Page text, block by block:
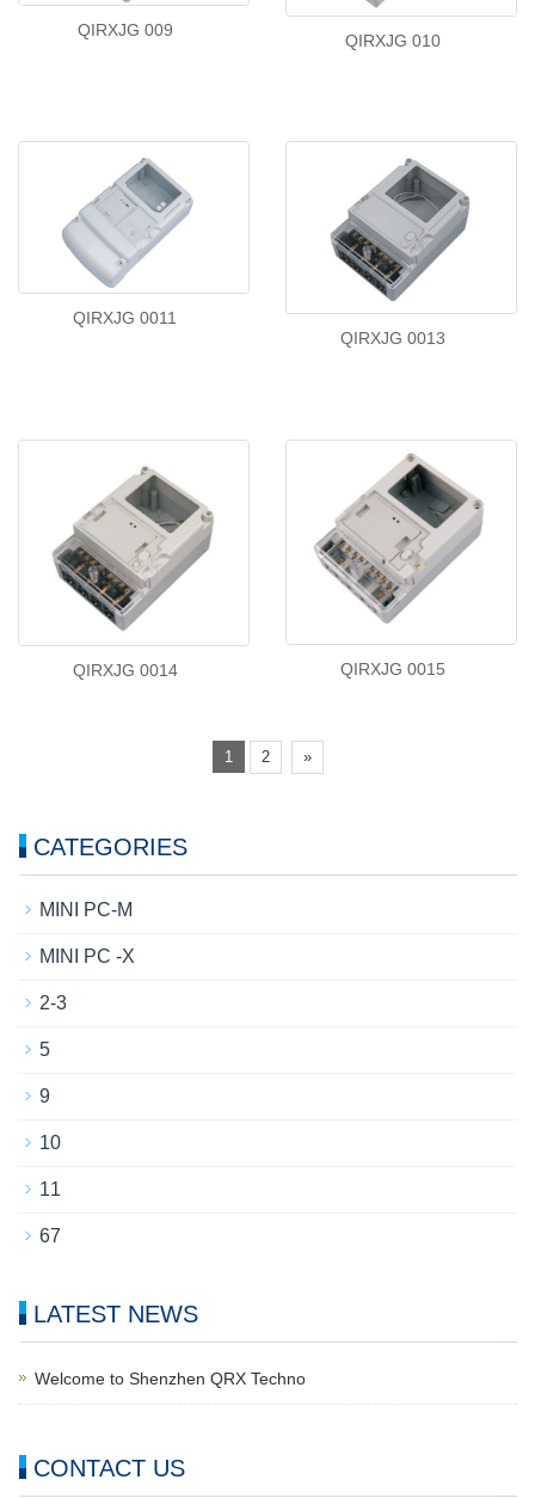
QIRXJG 009
QIRXJG 010
QIRXJG 0011
QIRXJG 0013
QIRXJG 0014 QIRXJG 0015
1 2 »
CATEGORIES
MINI PC-M
MINI PC -X
2-3
5
9
10
11
67
LATEST NEWS
Welcome to Shenzhen QRX Techno
CONTACT US